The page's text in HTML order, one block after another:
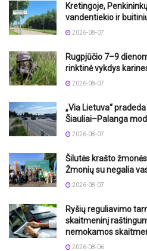
Kretingoje,
vandentiekio ir
2026-08-07
Rugpjūčio 7–9
rinktinė vykdys
2026-08-07
„Via Lietuva“
Šiauliai–Palanga
2026-08-07
Šilutės krašto
Žmonių su negalia
2026-08-07
Ryšių reguliavimo
skaitmeninį
nemokamos
2026-08-06